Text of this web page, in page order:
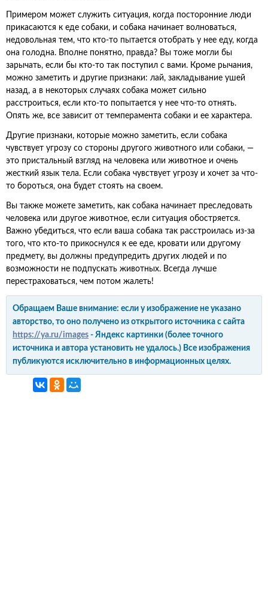
Примером может служить ситуация, когда посторонние люди
прикасаются к еде собаки, и собака начинает волноваться,
недовольная тем, что кто-то пытается отобрать у нее еду, когда
она голодна. Вполне понятно, правда? Вы тоже могли бы
зарычать, если бы кто-то так поступил с вами. Кроме рычания,
можно заметить и другие признаки: лай, закладывание ушей
назад, а в некоторых случаях собака может сильно
расстроиться, если кто-то попытается у нее что-то отнять.
Опять же, все зависит от темперамента собаки и ее характера.
Другие признаки, которые можно заметить, если собака
чувствует угрозу со стороны другого животного или собаки, —
это пристальный взгляд на человека или животное и очень
жесткий язык тела. Если собака чувствует угрозу и хочет за что-
то бороться, она будет стоять на своем.
Вы также можете заметить, как собака начинает преследовать
человека или другое животное, если ситуация обостряется.
Важно убедиться, что если ваша собака так расстроилась из-за
того, что кто-то прикоснулся к ее еде, кровати или другому
предмету, вы должны предупредить других людей и по
возможности не подпускать животных. Всегда лучше
перестраховаться, чем потом жалеть!
Обращаем Ваше внимание: если у изображение не указано
авторство, то оно получено из открытого источника с сайта
https://ya.ru/images - Яндекс картинки (более точного
источника и автора установить не удалось.) Все изображения
публикуются исключительно в информационных целях.